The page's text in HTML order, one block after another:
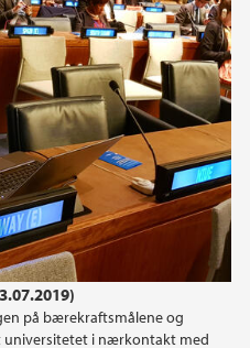
på bærekraftsmålene og
universitetet i nærkontakt med